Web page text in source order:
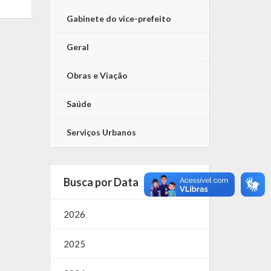
Gabinete do vice-prefeito
Geral
Obras e Viação
Saúde
Serviços Urbanos
Busca por Data
2026
2025